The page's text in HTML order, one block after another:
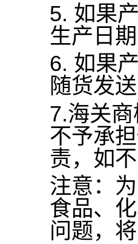
5. 如果
生产日
6. 如果
随货发
7.海关
不予承
责，如
注意：
食品、
问题，